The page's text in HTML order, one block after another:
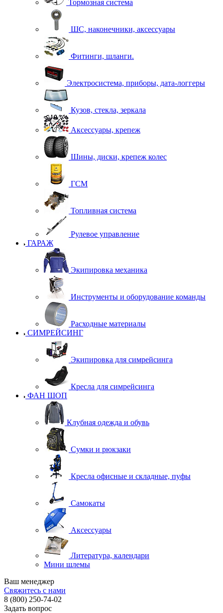
Тормозная система
ШС, наконечники, аксессуары
Фитинги, шланги.
Электросистема, приборы, дата-логгеры
Кузов, стекла, зеркала
Аксессуары, крепеж
Шины, диски, крепеж колес
ГСМ
Топливная система
Рулевое управление
ГАРАЖ
Экипировка механика
Инструменты и оборудование команды
Расходные материалы
СИМРЕЙСИНГ
Экипировка для симрейсинга
Кресла для симрейсинга
ФАН ШОП
Клубная одежда и обувь
Сумки и рюкзаки
Кресла офисные и складные, пуфы
Самокаты
Аксессуары
Литература, календари
Мини шлемы
Ваш менеджер
Свяжитесь с нами
8 (800) 250-74-02
Задать вопрос